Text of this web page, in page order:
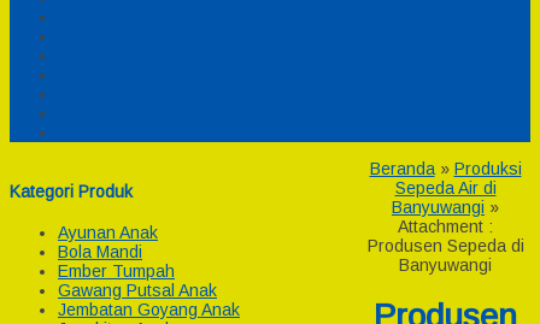
Kategori Produk
Ayunan Anak
Bola Mandi
Ember Tumpah
Gawang Putsal Anak
Jembatan Goyang Anak
Beranda» Produksi
Sepeda Air di
Banyuwangi »
Attachment :
Produsen Sepeda di
Banyuwangi
Produsen